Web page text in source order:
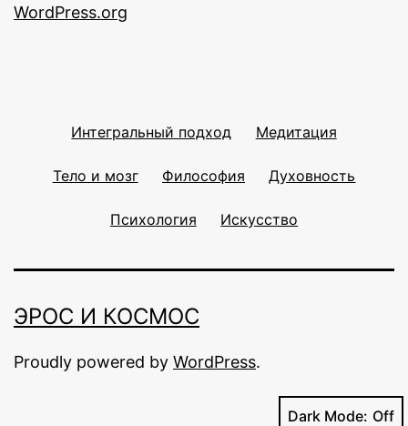
WordPress.org
Интегральный подход Медитация
Тело и мозг Философия Духовность
Психология Искусство
ЭРОС И КОСМОС
Proudly powered by WordPress.
Dark Mode: